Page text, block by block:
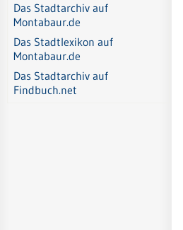
Das Stadtarchiv auf
Montabaur.de
Das Stadtlexikon auf
Montabaur.de
Das Stadtarchiv auf
Findbuch.net